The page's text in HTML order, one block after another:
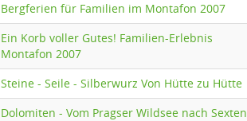
Bergferien für Familien im Montafon 2007
Ein Korb voller Gutes! Familien-Erlebnis
Montafon 2007
Steine - Seile - Silberwurz Von Hütte zu Hütte
Dolomiten - Vom Pragser Wildsee nach Sexten